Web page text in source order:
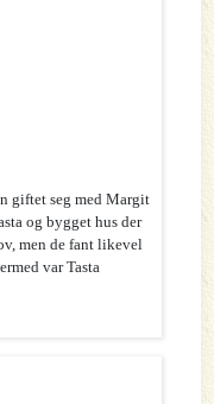
giftet seg med Margit
og bygget hus der
men de fant likevel
var Tasta